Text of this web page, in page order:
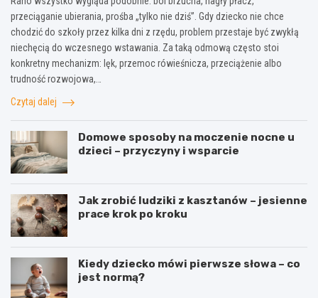
przeciąganie ubierania, prośba „tylko nie dziś”. Gdy dziecko nie chce
chodzić do szkoły przez kilka dni z rzędu, problem przestaje być zwykłą
niechęcią do wczesnego wstawania. Za taką odmową często stoi
konkretny mechanizm: lęk, przemoc rówieśnicza, przeciążenie albo
trudność rozwojowa,…
Czytaj dalej
Domowe sposoby na moczenie nocne u
dzieci – przyczyny i wsparcie
Jak zrobić ludziki z kasztanów – jesienne
prace krok po kroku
Kiedy dziecko mówi pierwsze słowa – co
jest normą?